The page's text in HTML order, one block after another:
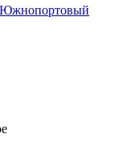
Южнопортовый